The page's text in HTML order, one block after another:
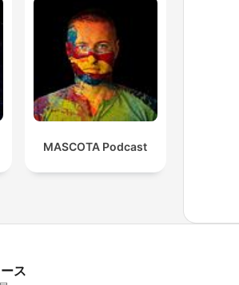
MASCOTA Podcast
ス